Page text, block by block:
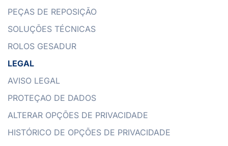
PEÇAS DE REPOSIÇÃO
SOLUÇÕES TÉCNICAS
ROLOS GESADUR
LEGAL
AVISO LEGAL
PROTEÇAO DE DADOS
ALTERAR OPÇÕES DE PRIVACIDADE
HISTÓRICO DE OPÇÕES DE PRIVACIDADE